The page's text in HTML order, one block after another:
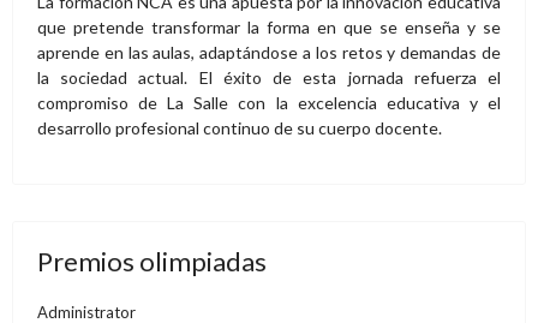
que pretende transformar la forma en que se enseña y se
aprende en las aulas, adaptándose a los retos y demandas de
la sociedad actual. El éxito de esta jornada refuerza el
compromiso de La Salle con la excelencia educativa y el
desarrollo profesional continuo de su cuerpo docente.
Premios olimpiadas
Administrator